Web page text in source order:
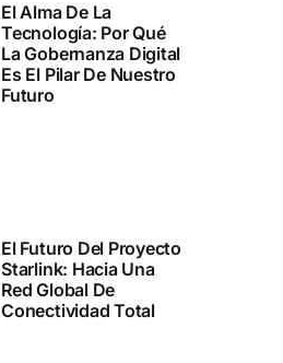
El Alma De La
Tecnología: Por Qué
La Gobernanza Digital
Es El Pilar De Nuestro
Futuro
El Futuro Del Proyecto
Starlink: Hacia Una
Red Global De
Conectividad Total